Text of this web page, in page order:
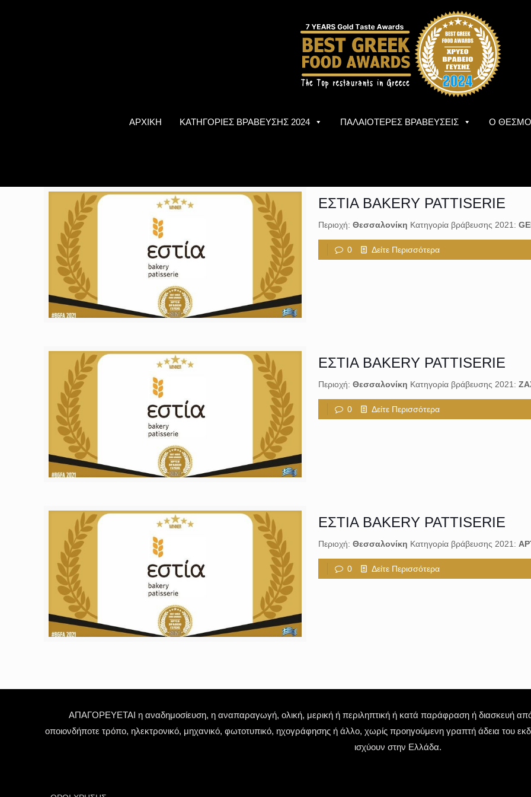
ΑΡΧΙΚΗ ΚΑΤΗΓΟΡΙΕΣ ΒΡΑΒΕΥΣΗΣ 2024 ΠΑΛΑΙΟΤΕΡΕΣ ΒΡΑΒΕΥΣΕΙΣ Ο
ΕΣΤΙΑ BAKERY PATTISERIE
Περιοχή: Θεσσαλονίκη Κατηγορία βράβευσης 2021:
0 Δείτε Περισσότερα
ΕΣΤΙΑ BAKERY PATTISERIE
Περιοχή: Θεσσαλονίκη Κατηγορία βράβευσης 2021:
0 Δείτε Περισσότερα
ΕΣΤΙΑ BAKERY PATTISERIE
Περιοχή: Θεσσαλονίκη Κατηγορία βράβευσης 2021:
0 Δείτε Περισσότερα
ΑΠΑΓΟΡΕΥΕΤΑΙ η αναδημοσίευση, η αναπαραγωγή, ολική, μερική ή περιληπτική ή κατά παράφραση ή διασκευή
οποιονδήποτε τρόπο, ηλεκτρονικό, μηχανικό, φωτοτυπικό, ηχογράφησης ή άλλο, χωρίς προηγούμενη γραπτή άδεια του
ισχύουν στην Ελλάδα.